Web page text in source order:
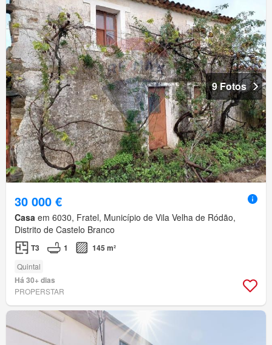
9 Fotos
30 000 €
Casa em 6030, Fratel, Município de Vila Velha de Ródão,
Distrito de Castelo Branco
T3 1 145 m²
Quintal
Há 30+ dias
PROPERSTAR